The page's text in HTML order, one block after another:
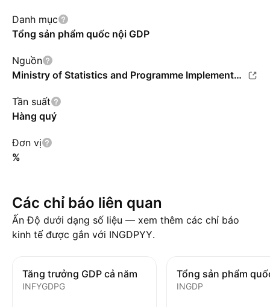
Danh mục
Tổng sản phẩm quốc nội GDP
Nguồn
Ministry of Statistics and Programme Implementation (MOSPI)
Tần suất
Hàng quý
Đơn vị
%
Các chỉ báo liên quan
Ấn Độ dưới dạng số liệu — xem thêm các chỉ báo
kinh tế được gắn với INGDPYY.
Tăng trưởng GDP cả năm
INFYGDPG INGDP